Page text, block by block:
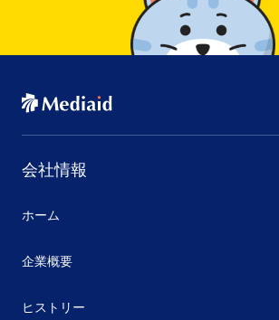
会社情報
ホーム
企業概要
ヒストリー